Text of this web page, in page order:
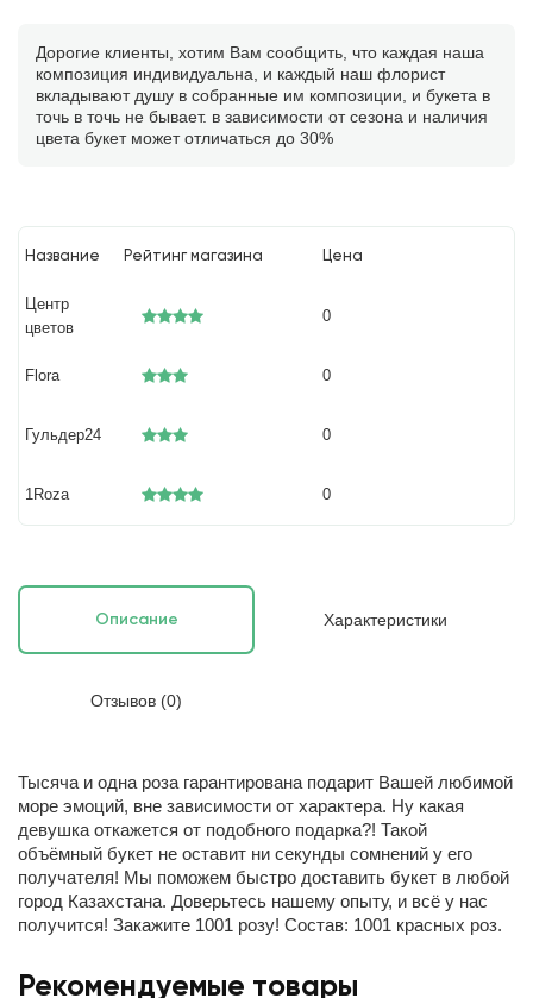
Дорогие клиенты, хотим Вам сообщить, что каждая наша
композиция индивидуальна, и каждый наш флорист
вкладывают душу в собранные им композиции, и букета в
точь в точь не бывает. в зависимости от сезона и наличия
цвета букет может отличаться до 30%
Название Рейтинг магазина Цена
Центр
цветов
0
Flora 0
Гульдер24 0
1Roza 0
Описание Характеристики
Отзывов (0)
Тысяча и одна роза гарантирована подарит Вашей любимой
море эмоций, вне зависимости от характера. Ну какая
девушка откажется от подобного подарка?! Такой
объёмный букет не оставит ни секунды сомнений у его
получателя! Мы поможем быстро доставить букет в любой
город Казахстана. Доверьтесь нашему опыту, и всё у нас
получится! Закажите 1001 розу! Состав: 1001 красных роз.
Рекомендуемые товары